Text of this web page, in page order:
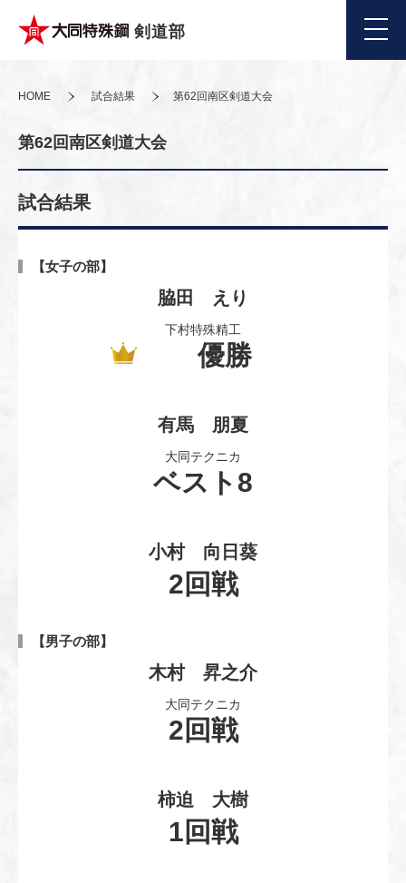
剣道部
HOME 試合結果 第62回南区剣道大会
第62回南区剣道大会
試合結果
【女子の部】
脇田 えり
下村特殊精工
優勝
有馬 朋夏
大同テクニカ
ベスト8
小村 向日葵
2回戦
【男子の部】
木村 昇之介
大同テクニカ
2回戦
柿迫 大樹
1回戦